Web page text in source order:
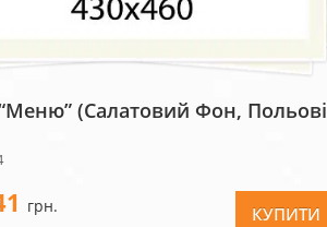
(салатовий Фон, Польові
грн. КУПИТИ